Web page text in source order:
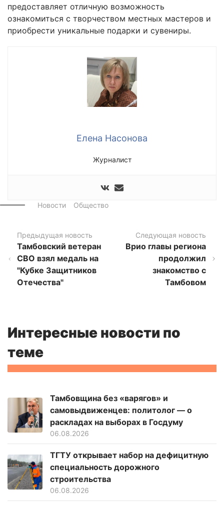
предоставляет отличную возможность
ознакомиться с творчеством местных мастеров и
приобрести уникальные подарки и сувениры.
Елена Насонова
Журналист
Новости Общество
Предыдущая новость
Тамбовский ветеран
СВО взял медаль на
"Кубке Защитников
Отечества"
Следующая новость
Врио главы региона
продолжил
знакомство с
Тамбовом
Интересные новости по
теме
Тамбовщина без «варягов» и
самовыдвиженцев: политолог — о
раскладах на выборах в Госдуму
06.08.2026
ТГТУ открывает набор на дефицитную
специальность дорожного
строительства
06.08.2026